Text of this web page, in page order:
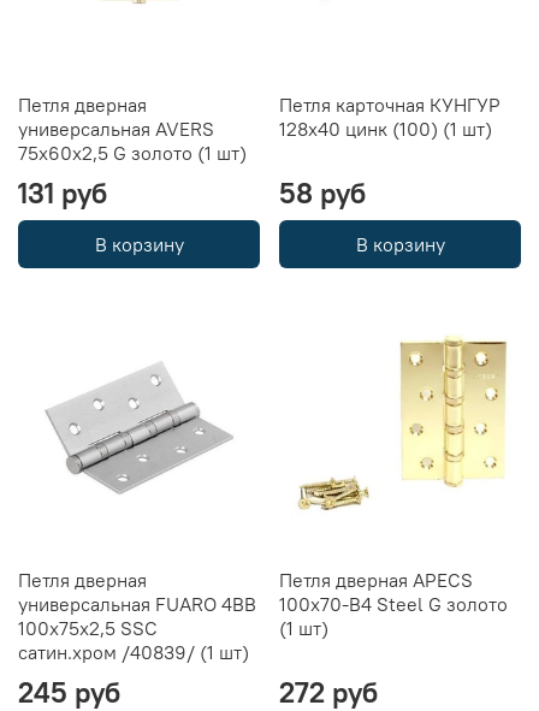
Петля дверная
универсальная AVERS
75x60x2,5 G золото (1 шт)
131 руб
В корзину
Петля карточная КУНГУР
128х40 цинк (100) (1 шт)
58 руб
В корзину
Петля дверная
универсальная FUARO 4BB
100x75x2,5 SSC
сатин.хром /40839/ (1 шт)
245 руб
Петля дверная APECS
100x70-B4 Steel G золото
(1 шт)
272 руб